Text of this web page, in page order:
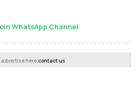
WhatsApp Channel
advertise here,contact us